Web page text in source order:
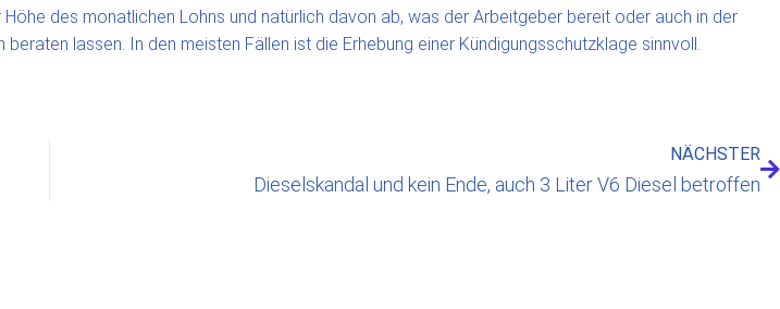
des monatlichen Lohns und natürlich davon ab, was der Arbeitgeber bereit oder auch in der
lassen. In den meisten Fällen ist die Erhebung einer Kündigungsschutzklage sinnvoll.
NÄCHSTER
Dieselskandal und kein Ende, auch 3 Liter V6 Diesel betroffen